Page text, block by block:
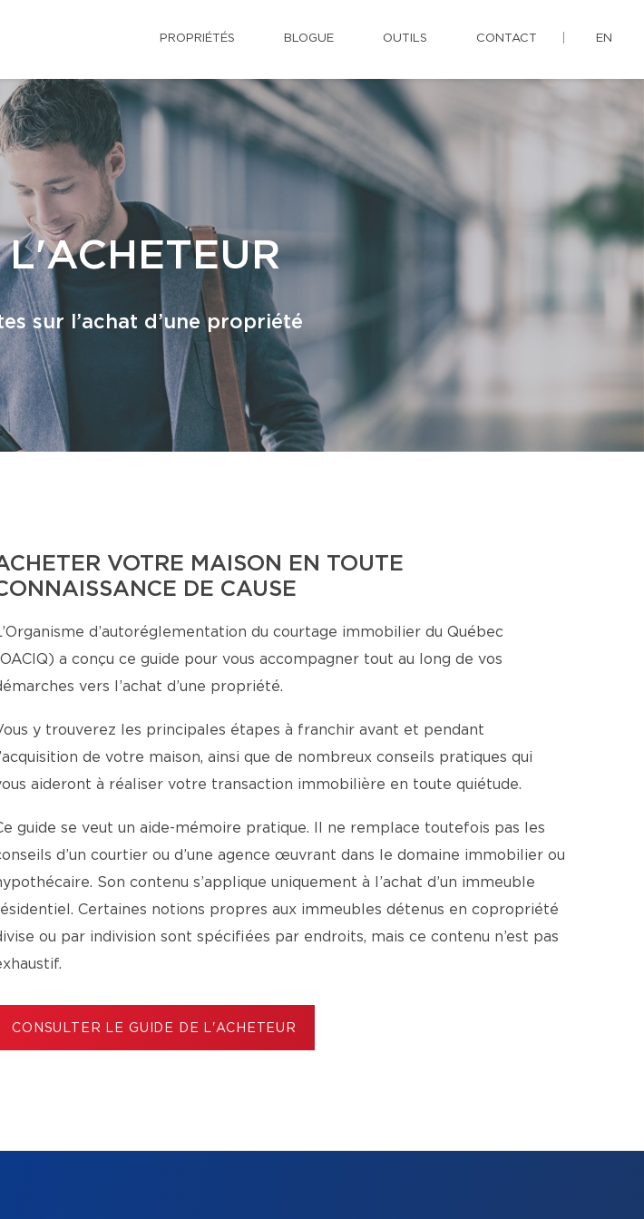
PROPRIÉTÉS BLOGUE OUTILS CONTACT EN
sur l’achat d’une propriété
VOTRE MAISON EN TOUTE
DE CAUSE
d’autoréglementation du courtage immobilier du Québec
a conçu ce guide pour vous accompagner tout au long de vos
vers l’achat d’une propriété.
y trouverez les principales étapes à franchir avant et pendant
l’acquisition de votre maison, ainsi que de nombreux conseils pratiques qui
aideront à réaliser votre transaction immobilière en toute quiétude.
guide se veut un aide-mémoire pratique. Il ne remplace toutefois pas les
d’un courtier ou d’une agence œuvrant dans le domaine immobilier ou
Son contenu s’applique uniquement à l’achat d’un immeuble
Certaines notions propres aux immeubles détenus en copropriété
ou par indivision sont spécifiées par endroits, mais ce contenu n’est pas
CONSULTER LE GUIDE DE L'ACHETEUR